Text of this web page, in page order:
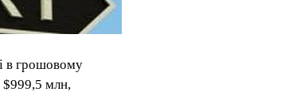
в грошовому
$999,5 млн,